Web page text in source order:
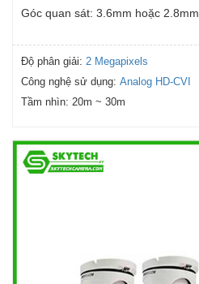
Góc quan sát: 3.6mm hoặc 2.8mm
Độ phân giải: 2 Megapixels
Công nghệ sử dụng: Analog HD-CVI
Tầm nhìn: 20m ~ 30m